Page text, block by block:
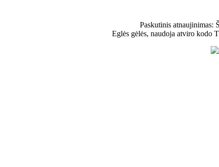
Paskutinis atnaujinimas:
Eglės gėlės, naudoja atviro kodo